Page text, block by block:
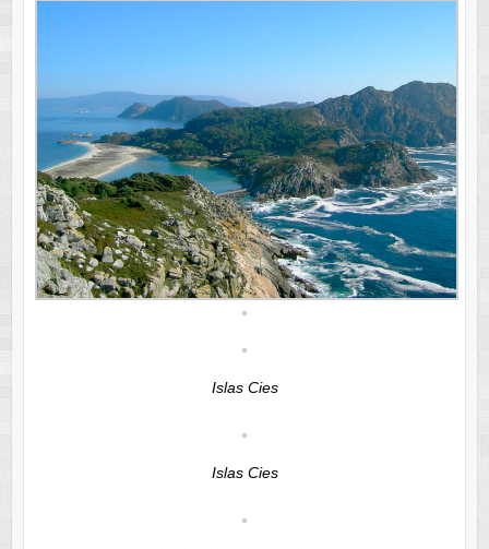
Islas Cies
Islas Cies